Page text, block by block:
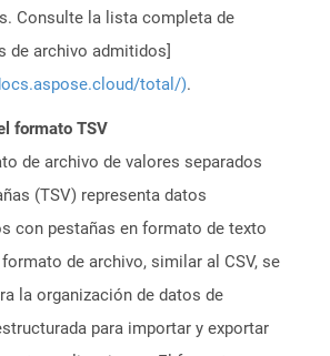
Consulte la lista completa de
de archivo admitidos]
total/).
formato TSV
de archivo de valores separados
(TSV) representa datos
con pestañas en formato de texto
de archivo, similar al CSV, se
la organización de datos de
para importar y exportar